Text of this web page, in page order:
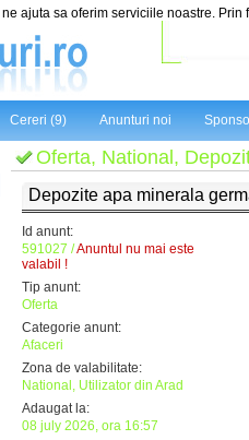
ne ajuta sa oferim serviciile noastre.
Cereri (9) Anunturi noi
Oferta, National,
Depozite apa minerala
Id anunt:
591027 /Anuntul nu mai este
valabil !
Tip anunt:
Oferta
Categorie anunt:
Afaceri
Zona de valabilitate:
National, Utilizator din Arad
Adaugat la:
08 july 2026, ora 16:57